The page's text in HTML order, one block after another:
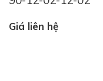
Giá liên hệ